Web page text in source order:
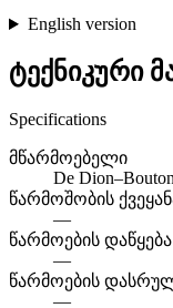
English version
ტექნიკური
Specifications
მწარმოებელი
De Dion–Bouton
წარმოშობის
—
წარმოების დაწყება
—
წარმოების
—